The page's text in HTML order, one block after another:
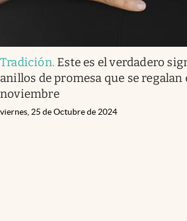
Tradición. Este es el verdadero
anillos de promesa que se regalan
noviembre
viernes, 25 de Octubre de 2024